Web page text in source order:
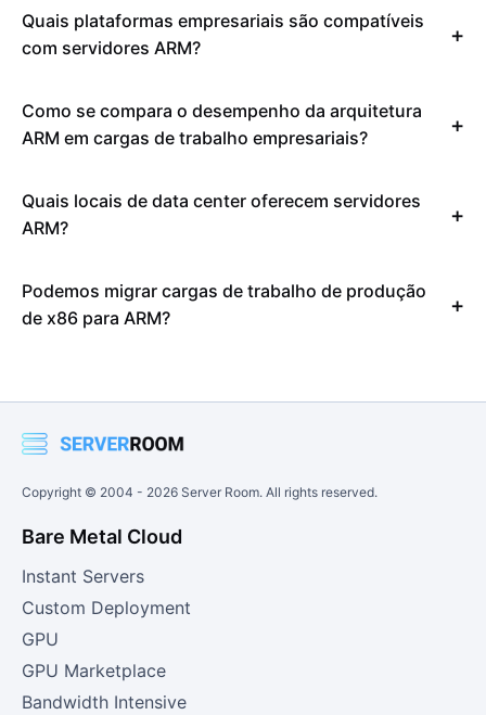
Quais plataformas empresariais são compatíveis
com servidores ARM?
Como se compara o desempenho da arquitetura
ARM em cargas de trabalho empresariais?
Quais locais de data center oferecem servidores
ARM?
Podemos migrar cargas de trabalho de produção
de x86 para ARM?
Copyright © 2004 - 2026 Server Room. All rights reserved.
Bare Metal Cloud
Instant Servers
Custom Deployment
GPU
GPU Marketplace
Bandwidth Intensive